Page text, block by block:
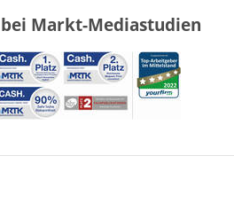
bei Markt-Mediastudien